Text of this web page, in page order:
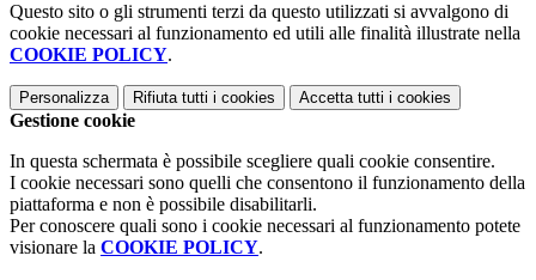
Questo sito o gli strumenti terzi da questo utilizzati si avvalgono di
cookie necessari al funzionamento ed utili alle finalità illustrate nella
COOKIE POLICY.
Personalizza Rifiuta tutti i cookies Accetta tutti i cookies
Gestione cookie
In questa schermata è possibile scegliere quali cookie consentire.
I cookie necessari sono quelli che consentono il funzionamento della
piattaforma e non è possibile disabilitarli.
Per conoscere quali sono i cookie necessari al funzionamento potete
visionare la COOKIE POLICY.